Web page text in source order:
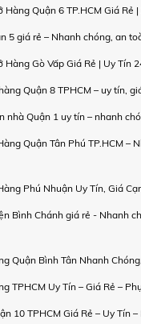
Hàng Quận 6 TP.HCM Giá Rẻ
5 giá rẻ – Nhanh chóng, an
Hàng Gò Vấp Giá Rẻ | Uy Tín
Quận 8 TPHCM – uy tín,
nhà Quận 1 uy tín – nhanh
Quận Tân Phú TP.HCM –
Phú Nhuận Uy Tín, Giá
Bình Chánh giá rẻ - Nhanh
Quận Bình Tân Nhanh
TPHCM Uy Tín – Giá Rẻ –
10 TPHCM Giá Rẻ – Uy Tín